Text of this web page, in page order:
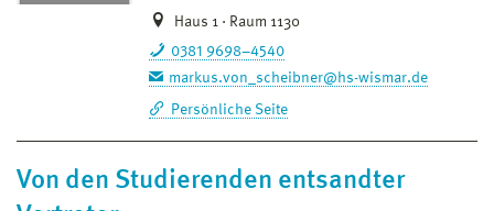
Haus 1 · Raum 1130
0381 9698–4540
markus.von_scheibner@hs-wismar.de
Persönliche Seite
Von den Studierenden entsandter